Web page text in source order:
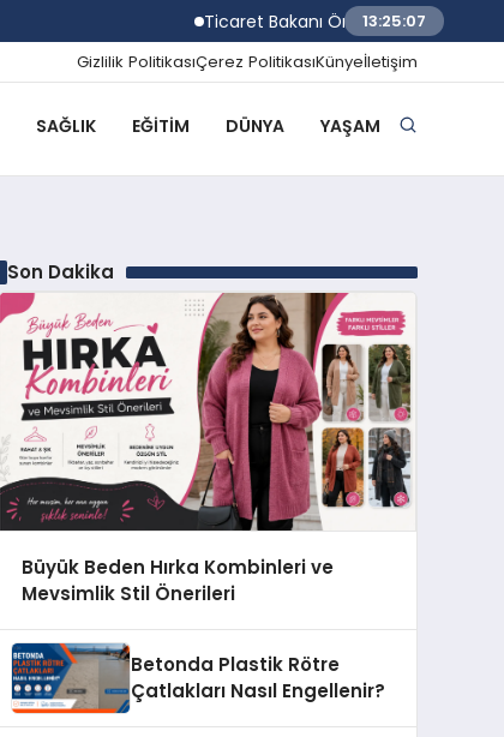
Ticaret Bakanı Ömer Bolat Temmuz ayı
13:25:08
Gizlilik PolitikasıÇerez PolitikasıKünyeİletişim
SAĞLIK EĞITIM DÜNYA YAŞAM
Son Dakika
Büyük Beden Hırka Kombinleri ve
Mevsimlik Stil Önerileri
Betonda Plastik Rötre
Çatlakları Nasıl Engellenir?